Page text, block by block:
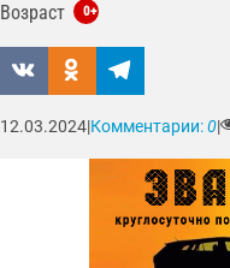
Возраст 0+
12.03.2024|Комментарии:0|